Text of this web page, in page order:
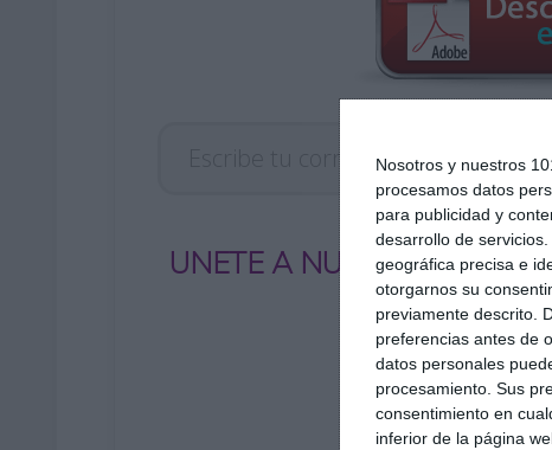
Nosotros y nuestros
procesamos datos
para publicidad y
desarrollo de servicios.
geográfica precisa e
otorgarnos su
previamente descrito.
preferencias antes de
datos personales
procesamiento. Sus
consentimiento en
inferior de la página
UNETE A NUESTRO